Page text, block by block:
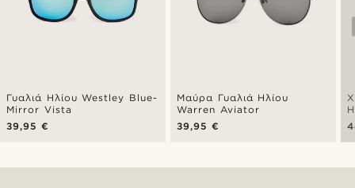
Γυαλιά Ηλίου Westley Blue-
Mirror Vista
39,95 €
Μαύρα Γυαλιά Ηλίου
Warren Aviator
39,95 €